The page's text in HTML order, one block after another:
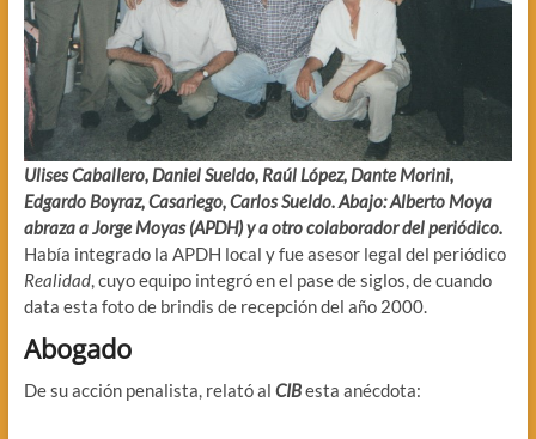
Ulises Caballero, Daniel Sueldo, Raúl López, Dante Morini,
Edgardo Boyraz, Casariego, Carlos Sueldo. Abajo: Alberto Moya
abraza a Jorge Moyas (APDH) y a otro colaborador del periódico.
Había integrado la APDH local y fue asesor legal del periódico
Realidad, cuyo equipo integró en el pase de siglos, de cuando
data esta foto de brindis de recepción del año 2000.
Abogado
De su acción penalista, relató al CIBesta anécdota: